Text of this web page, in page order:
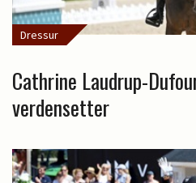
Dressur
Cathrine Laudrup-
verdensetter